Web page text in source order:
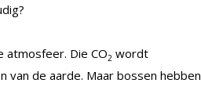
atmosfeer. Die CO2 wordt
de aarde. Maar bossen hebben